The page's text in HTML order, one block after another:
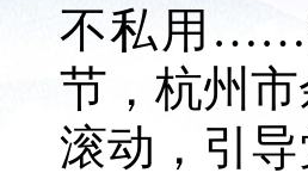
不私用……
节，杭州
滚动，引